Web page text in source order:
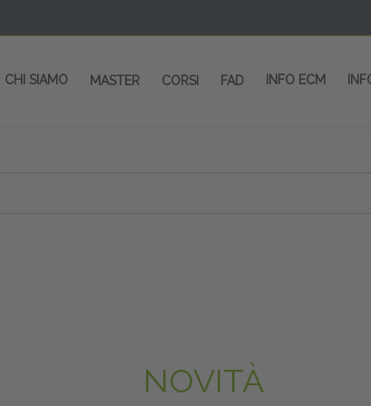
CHI SIAMO MASTER CORSI FAD INFO ECM
NOVITÀ